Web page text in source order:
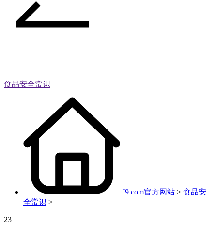
食品安全常识
J9.com官方网站 > 食品安
全常识 >
23